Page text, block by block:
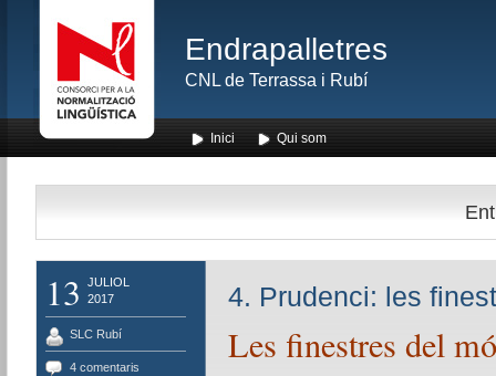
Endrapalletres
CNL de Terrassa i Rubí
Inici Qui som
13
JULIOL
2017
SLC Rubí
4 comentaris
4. Prudenci: les
Les finestres del